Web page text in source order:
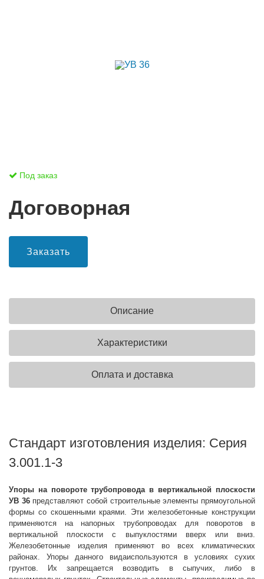
Под заказ
Договорная
Заказать
Описание
Характеристики
Оплата и доставка
Стандарт изготовления изделия: Серия
3.001.1-3
Упоры на повороте трубопровода в вертикальной плоскости
УВ 36 представляют собой строительные элементы прямоугольной
формы со скошенными краями. Эти железобетонные конструкции
применяются на напорных трубопроводах для поворотов в
вертикальной плоскости с выпуклостями вверх или вниз.
Железобетонные изделия применяют во всех климатических
районах. Упоры данного видаиспользуются в условиях сухих
грунтов. Их запрещается возводить в сыпучих, либо в